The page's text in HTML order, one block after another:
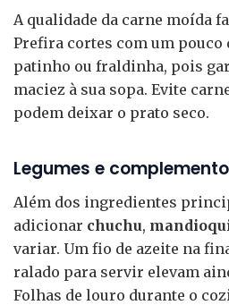
A qualidade da carne moída
Prefira cortes com um pouco
patinho ou fraldinha, pois
maciez à sua sopa. Evite
podem deixar o prato seco.
Legumes e
Além dos ingredientes
adicionar chuchu,
variar. Um fio de azeite na
ralado para servir elevam
Folhas de louro durante o